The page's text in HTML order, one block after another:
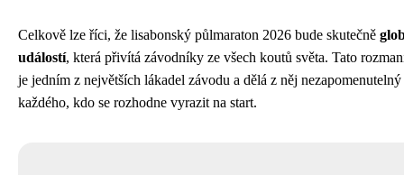
Celkově lze říci, že lisabonský půlmaraton 2026 bude skutečně
událostí, která přivítá závodníky ze všech koutů světa. Tato
je jedním z největších lákadel závodu a dělá z něj
každého, kdo se rozhodne vyrazit na start.